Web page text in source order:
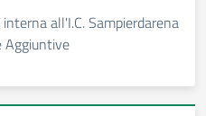
all'I.C. Sampierdarena
Aggiuntive